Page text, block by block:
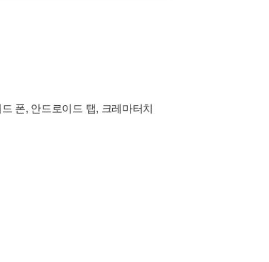
폰, 안드로이드 탭, 크레마터치